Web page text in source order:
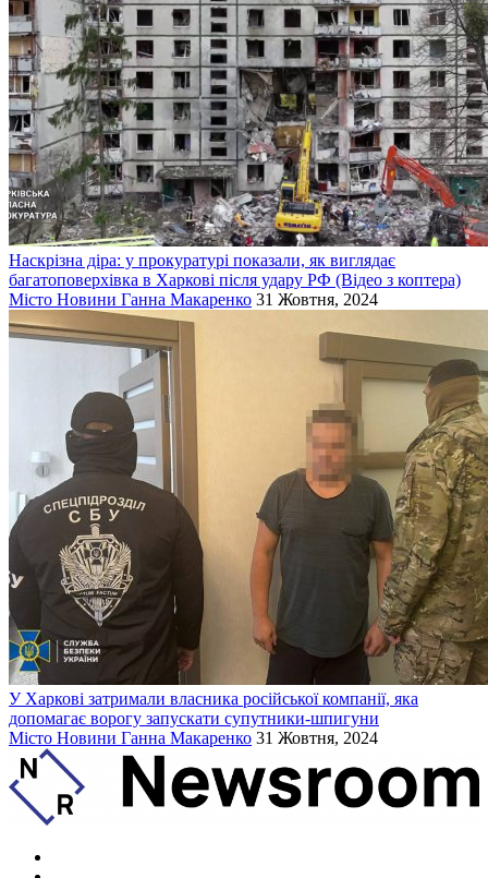
Наскрізна діра: у прокуратурі показали, як виглядає
багатоповерхівка в Харкові після удару РФ (Відео з коптера)
Місто Новини Ганна Макаренко 31 Жовтня, 2024
У Харкові затримали власника російської компанії, яка
допомагає ворогу запускати супутники-шпигуни
Місто Новини Ганна Макаренко 31 Жовтня, 2024